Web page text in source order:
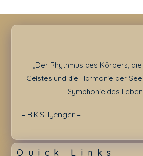
„Der Rhythmus des Körpers,
Geistes und die Harmonie der
Symphonie des
– B.K.S. Iyengar –
Quick Links